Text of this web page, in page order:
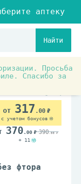
Найти
Просьба
Спасибо за
Гигиена полости рта
фтора
317 .00
с учетом бонусов
370 .00 390.00
+ 11